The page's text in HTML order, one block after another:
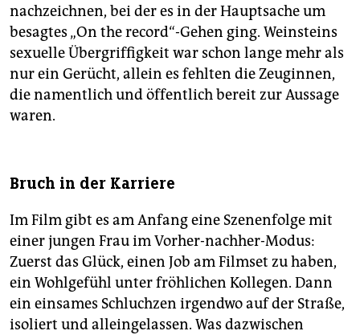
nachzeichnen, bei der es in der Hauptsache um
besagtes „On the record“-Gehen ging. Weinsteins
sexuelle Übergriffigkeit war schon lange mehr als
nur ein Gerücht, allein es fehlten die Zeuginnen,
die namentlich und öffentlich bereit zur Aussage
waren.
Bruch in der Karriere
Im Film gibt es am Anfang eine Szenenfolge mit
einer jungen Frau im Vorher-nachher-Modus:
Zuerst das Glück, einen Job am Filmset zu haben,
ein Wohlgefühl unter fröhlichen Kollegen. Dann
ein einsames Schluchzen irgendwo auf der Straße,
isoliert und alleingelassen. Was dazwischen